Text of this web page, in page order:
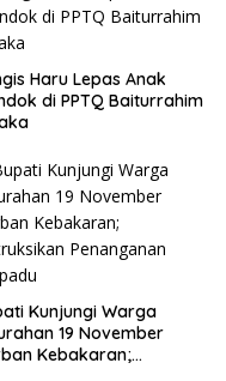
Haru Lepas Anak
di PPTQ Baiturrahim
Kunjungi Warga
19 November
Kebakaran;